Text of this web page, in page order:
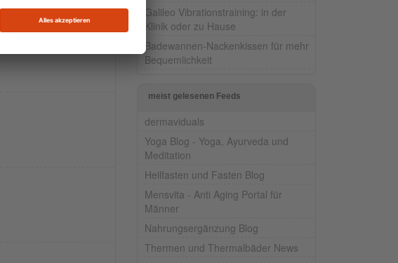
Galileo Vibrationstraining: in der
Klinik oder zu Hause
Badewannen-Nackenkissen für mehr
Bequemlichkeit
meist gelesenen Feeds
dermaviduals
Yoga Blog - Yoga, Ayurveda und
Meditation
Heilfasten und Fasten Blog
Mensvita - Anti Aging Portal für
Männer
Nahrungsergänzung Blog
Thermen und Thermalbäder News